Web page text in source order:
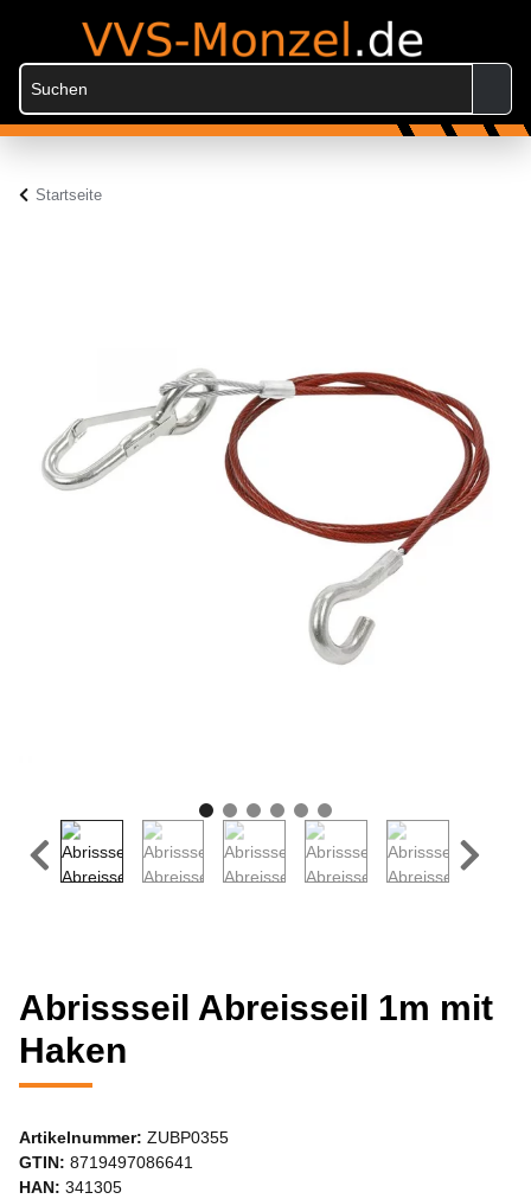
Startseite
Abrissseil Abreisseil 1m mit
Haken
Artikelnummer: ZUBP0355
GTIN: 8719497086641
HAN: 341305